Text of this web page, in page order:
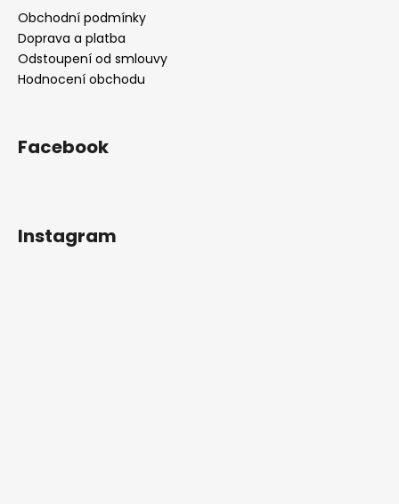
Obchodní podmínky
Doprava a platba
Odstoupení od smlouvy
Hodnocení obchodu
Facebook
Instagram